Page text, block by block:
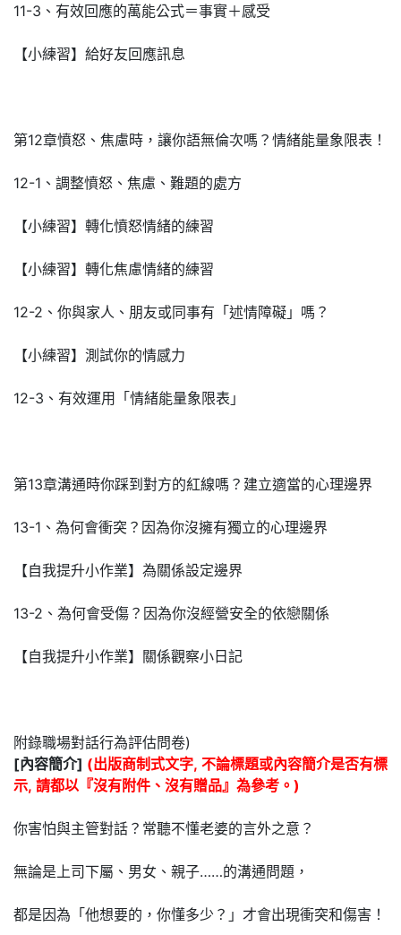
11-3、有效回應的萬能公式＝事實＋感受
【小練習】給好友回應訊息
第12章憤怒、焦慮時，讓你語無倫次嗎？情緒能量象限表！
12-1、調整憤怒、焦慮、難題的處方
【小練習】轉化憤怒情緒的練習
【小練習】轉化焦慮情緒的練習
12-2、你與家人、朋友或同事有「述情障礙」嗎？
【小練習】測試你的情感力
12-3、有效運用「情緒能量象限表」
第13章溝通時你踩到對方的紅線嗎？建立適當的心理邊界
13-1、為何會衝突？因為你沒擁有獨立的心理邊界
【自我提升小作業】為關係設定邊界
13-2、為何會受傷？因為你沒經營安全的依戀關係
【自我提升小作業】關係觀察小日記
附錄職場對話行為評估問卷)
[內容簡介] (出版商制式文字, 不論標題或內容簡介是否有標
示, 請都以『沒有附件、沒有贈品』為參考。)
你害怕與主管對話？常聽不懂老婆的言外之意？
無論是上司下屬、男女、親子……的溝通問題，
都是因為「他想要的，你懂多少？」才會出現衝突和傷害！